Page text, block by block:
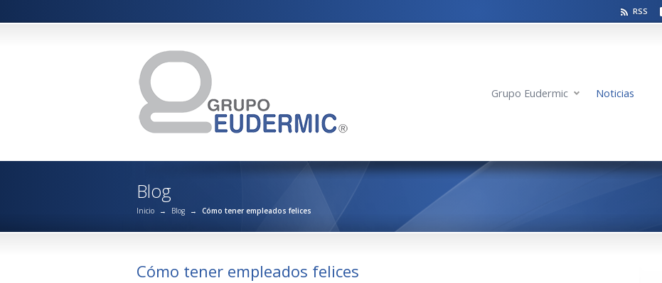
RSS
Grupo Eudermic Noticias
Blog
Inicio → Blog → Cómo tener empleados felices
Cómo tener empleados felices